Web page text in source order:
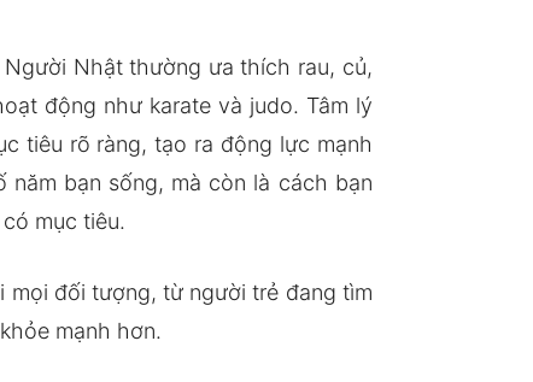
Nhật thường ưa thích rau, củ,
động như karate và judo. Tâm lý
tiêu rõ ràng, tạo ra động lực mạnh
bạn sống, mà còn là cách bạn
mục tiêu.
đối tượng, từ người trẻ đang tìm
mạnh hơn.